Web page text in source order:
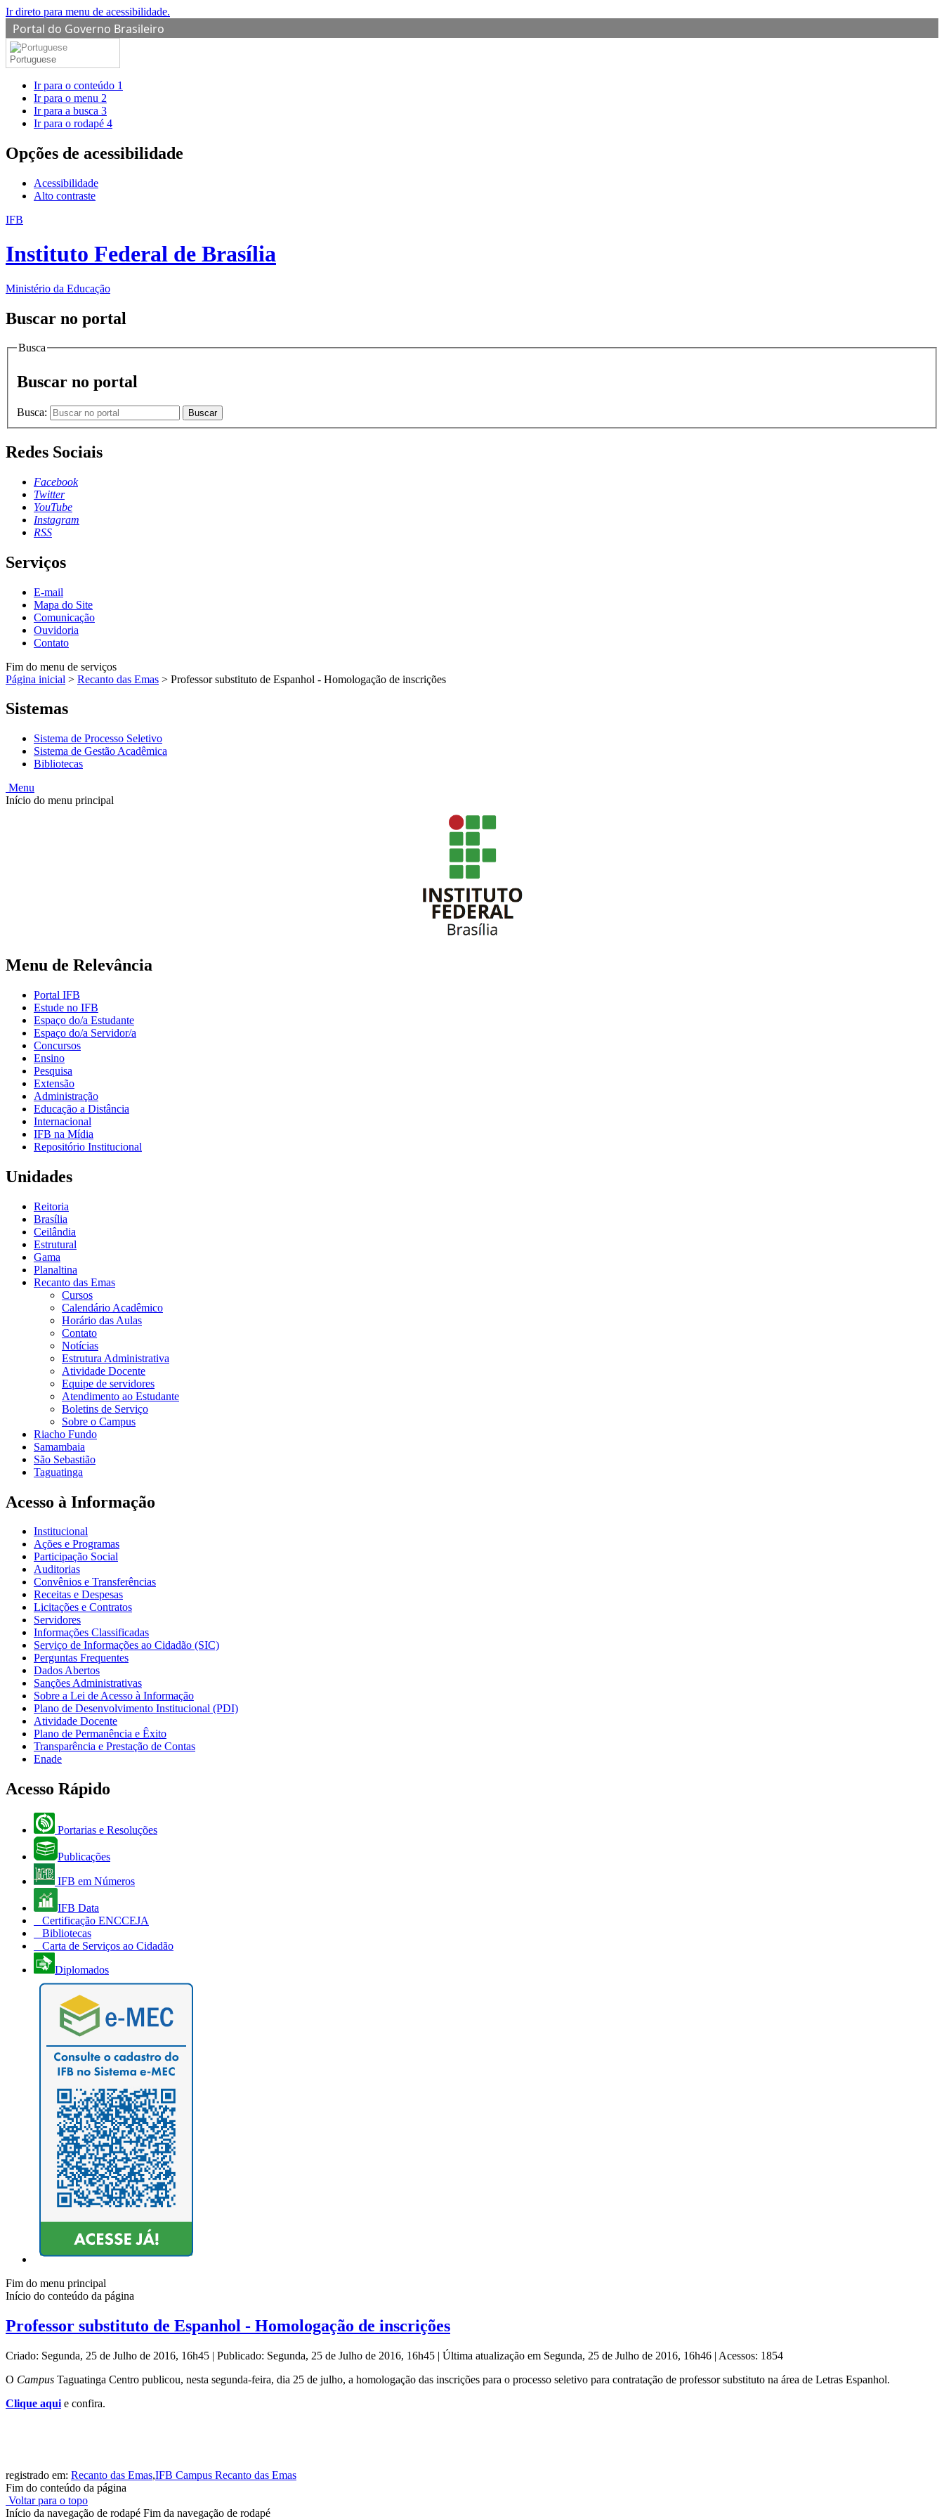
Ir direto para menu de acessibilidade.
Portal do Governo Brasileiro
Portuguese
Ir para o conteúdo 1
Ir para o menu 2
Ir para a busca 3
Ir para o rodapé 4
Opções de acessibilidade
Acessibilidade
Alto contraste
IFB
Instituto Federal de Brasília
Ministério da Educação
Buscar no portal
Busca
Buscar no portal
Busca: Buscar
Redes Sociais
Facebook
Twitter
YouTube
Instagram
RSS
Serviços
E-mail
Mapa do Site
Comunicação
Ouvidoria
Contato
Fim do menu de serviços
Página inicial > Recanto das Emas > Professor substituto de Espanhol - Homologação de inscrições
Sistemas
Sistema de Processo Seletivo
Sistema de Gestão Acadêmica
Bibliotecas
Menu
Início do menu principal
Menu de Relevância
Portal IFB
Estude no IFB
Espaço do/a Estudante
Espaço do/a Servidor/a
Concursos
Ensino
Pesquisa
Extensão
Administração
Educação a Distância
Internacional
IFB na Mídia
Repositório Institucional
Unidades
Reitoria
Brasília
Ceilândia
Estrutural
Gama
Planaltina
Recanto das Emas
Cursos
Calendário Acadêmico
Horário das Aulas
Contato
Notícias
Estrutura Administrativa
Atividade Docente
Equipe de servidores
Atendimento ao Estudante
Boletins de Serviço
Sobre o Campus
Riacho Fundo
Samambaia
São Sebastião
Taguatinga
Acesso à Informação
Institucional
Ações e Programas
Participação Social
Auditorias
Convênios e Transferências
Receitas e Despesas
Licitações e Contratos
Servidores
Informações Classificadas
Serviço de Informações ao Cidadão (SIC)
Perguntas Frequentes
Dados Abertos
Sanções Administrativas
Sobre a Lei de Acesso à Informação
Plano de Desenvolvimento Institucional (PDI)
Atividade Docente
Plano de Permanência e Êxito
Transparência e Prestação de Contas
Enade
Acesso Rápido
Portarias e Resoluções
Publicações
IFB em Números
IFB Data
Certificação ENCCEJA
Bibliotecas
Carta de Serviços ao Cidadão
Diplomados
Fim do menu principal
Início do conteúdo da página
Professor substituto de Espanhol - Homologação de inscrições
Criado: Segunda, 25 de Julho de 2016, 16h45 | Publicado: Segunda, 25 de Julho de 2016, 16h45 | Última atualização em Segunda, 25 de Julho de 2016, 16h46 | Acessos: 1854
O Campus Taguatinga Centro publicou, nesta segunda-feira, dia 25 de julho, a homologação das inscrições para o processo seletivo para contratação de professor substituto na área de Letras Espanhol.
Clique aqui e confira.
registrado em: Recanto das Emas,IFB Campus Recanto das Emas
Fim do conteúdo da página
Voltar para o topo
Início da navegação de rodapé Fim da navegação de rodapé